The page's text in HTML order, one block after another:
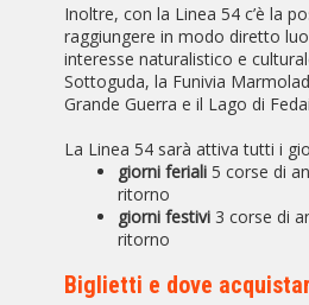
Inoltre, con la Linea 54 c’è la
raggiungere in modo diretto
interesse naturalistico e
Sottoguda, la Funivia
Grande Guerra e il Lago di
La Linea 54 sarà attiva tutti i
giorni feriali 5 corse di
ritorno
giorni festivi 3 corse di
ritorno
Biglietti e dove